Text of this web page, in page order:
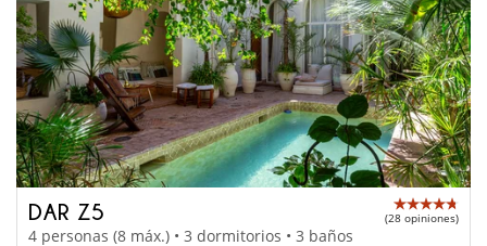
DAR Z5 (28 opiniones)
4 personas (8 máx.) • 3 dormitorios • 3 baños